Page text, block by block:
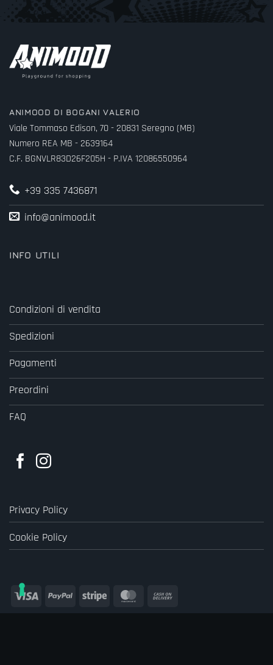
ANIMOOD DI BOGANI VALERIO
Viale Tommaso Edison, 70 - 20831 Seregno (MB)
Numero REA MB - 2639164
C.F. BGNVLR83D26F205H - P.IVA 12086550964
+39 335 7436871
info@animood.it
INFO UTILI
Condizioni di vendita
Spedizioni
Pagamenti
Preordini
FAQ
Privacy Policy
Cookie Policy
Visa PayPal Stripe MasterCard